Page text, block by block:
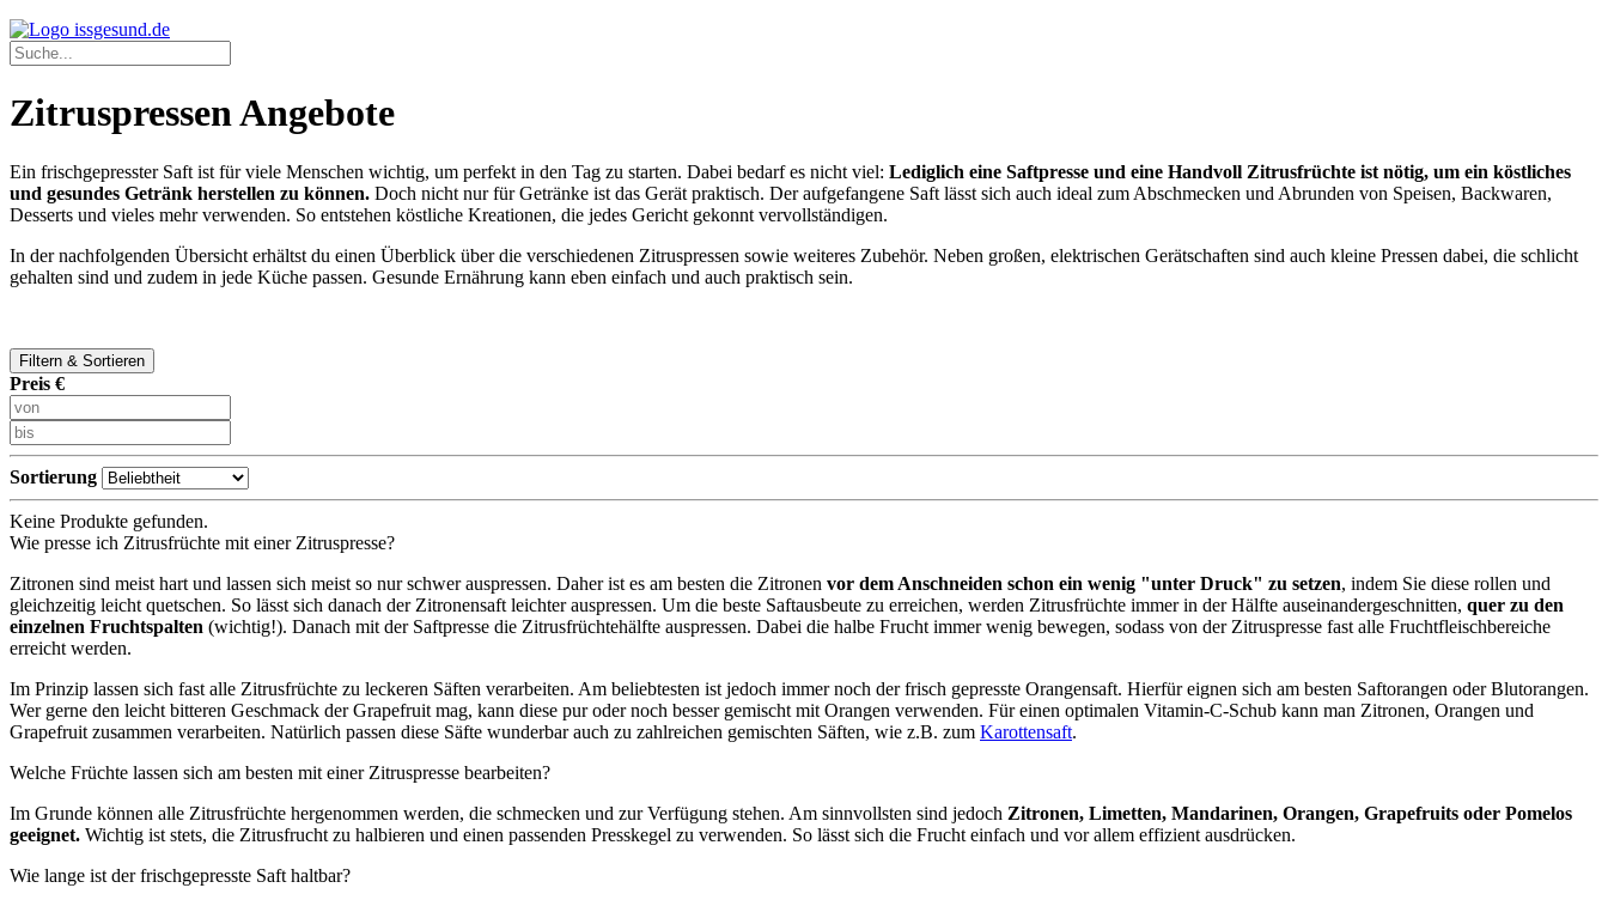
Zitruspressen Angebote
Ein frischgepresster Saft ist für viele Menschen wichtig, um perfekt in den Tag zu starten. Dabei bedarf es nicht viel: Lediglich eine Saftpresse und eine Handvoll Zitrusfrüchte ist nötig, um ein köstliches
und gesundes Getränk herstellen zu können. Doch nicht nur für Getränke ist das Gerät praktisch. Der aufgefangene Saft lässt sich auch ideal zum Abschmecken und Abrunden von Speisen, Backwaren,
Desserts und vieles mehr verwenden. So entstehen köstliche Kreationen, die jedes Gericht gekonnt vervollständigen.
In der nachfolgenden Übersicht erhältst du einen Überblick über die verschiedenen Zitruspressen sowie weiteres Zubehör. Neben großen, elektrischen Gerätschaften sind auch kleine Pressen dabei, die schlicht
gehalten sind und zudem in jede Küche passen. Gesunde Ernährung kann eben einfach und auch praktisch sein.
Filtern & Sortieren
Preis €
Sortierung
Keine Produkte gefunden.
Wie presse ich Zitrusfrüchte mit einer Zitruspresse?
Zitronen sind meist hart und lassen sich meist so nur schwer auspressen. Daher ist es am besten die Zitronen vor dem Anschneiden schon ein wenig "unter Druck" zu setzen, indem Sie diese rollen und
gleichzeitig leicht quetschen. So lässt sich danach der Zitronensaft leichter auspressen. Um die beste Saftausbeute zu erreichen, werden Zitrusfrüchte immer in der Hälfte auseinandergeschnitten, quer zu den
einzelnen Fruchtspalten (wichtig!). Danach mit der Saftpresse die Zitrusfrüchtehälfte auspressen. Dabei die halbe Frucht immer wenig bewegen, sodass von der Zitruspresse fast alle Fruchtfleischbereiche
erreicht werden.
Im Prinzip lassen sich fast alle Zitrusfrüchte zu leckeren Säften verarbeiten. Am beliebtesten ist jedoch immer noch der frisch gepresste Orangensaft. Hierfür eignen sich am besten Saftorangen oder Blutorangen.
Wer gerne den leicht bitteren Geschmack der Grapefruit mag, kann diese pur oder noch besser gemischt mit Orangen verwenden. Für einen optimalen Vitamin-C-Schub kann man Zitronen, Orangen und
Grapefruit zusammen verarbeiten. Natürlich passen diese Säfte wunderbar auch zu zahlreichen gemischten Säften, wie z.B. zum Karottensaft.
Welche Früchte lassen sich am besten mit einer Zitruspresse bearbeiten?
Im Grunde können alle Zitrusfrüchte hergenommen werden, die schmecken und zur Verfügung stehen. Am sinnvollsten sind jedoch Zitronen, Limetten, Mandarinen, Orangen, Grapefruits oder Pomelos
geeignet. Wichtig ist stets, die Zitrusfrucht zu halbieren und einen passenden Presskegel zu verwenden. So lässt sich die Frucht einfach und vor allem effizient ausdrücken.
Wie lange ist der frischgepresste Saft haltbar?